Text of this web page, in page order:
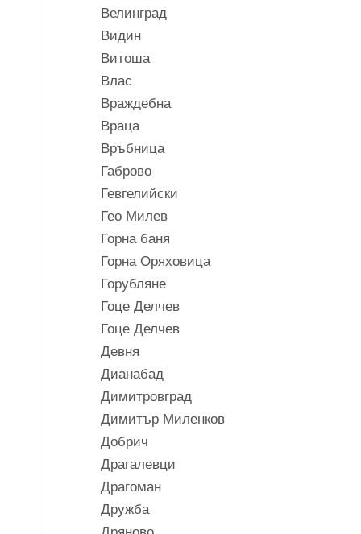
Велинград
Видин
Витоша
Влас
Враждебна
Враца
Връбница
Габрово
Гевгелийски
Гео Милев
Горна баня
Горна Оряховица
Горубляне
Гоце Делчев
Гоце Делчев
Девня
Дианабад
Димитровград
Димитър Миленков
Добрич
Драгалевци
Драгоман
Дружба